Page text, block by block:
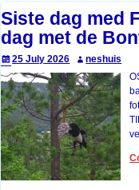
Siste dag med
dag met de
25 July 2026
neshuis